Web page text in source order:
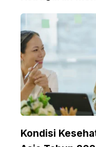
Kondisi